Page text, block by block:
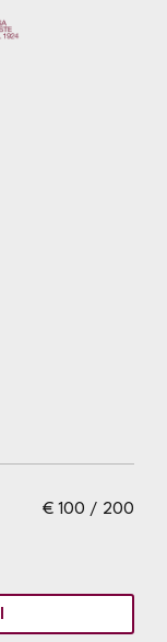
€ 100 / 200